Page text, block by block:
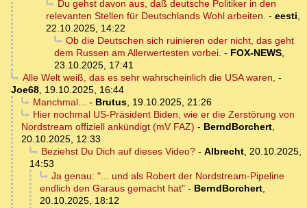
Du gehst davon aus, daß deutsche Politiker in den
relevanten Stellen für Deutschlands Wohl arbeiten. - eesti,
22.10.2025, 14:22
Ob die Deutschen sich ruinieren oder nicht, das geht
dem Russen am Allerwertesten vorbei. - FOX-NEWS,
23.10.2025, 17:41
Alle Welt weiß, das es sehr wahrscheinlich die USA waren, -
Joe68, 19.10.2025, 16:44
Manchmal... - Brutus, 19.10.2025, 21:26
Hier nochmal US-Präsident Biden, wie er die Zerstörung von
Nordstream offiziell ankündigt (mV FAZ) - BerndBorchert,
20.10.2025, 12:33
Beziehst Du Dich auf dieses Video?- Albrecht, 20.10.2025,
14:53
Ja genau: "... und als Robert der Nordstream-Pipeline
endlich den Garaus gemacht hat" - BerndBorchert,
20.10.2025, 18:12